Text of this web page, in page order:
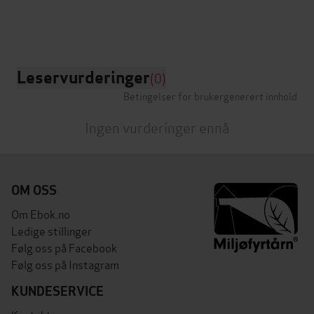
Leservurderinger(0)
Betingelser for brukergenerert innhold
Ingen vurderinger ennå
OM OSS
Om Ebok.no
Ledige stillinger
Følg oss på Facebook
Følg oss på Instagram
KUNDESERVICE